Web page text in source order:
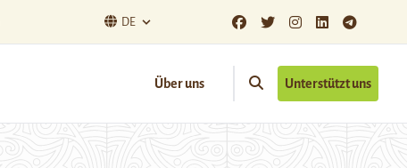
DE
Über uns Unterstützt uns